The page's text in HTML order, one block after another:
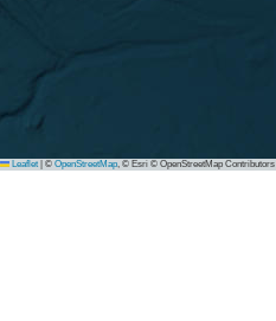
Leaflet © OpenStreetMap, © Esri © OpenStreetMap Contributors